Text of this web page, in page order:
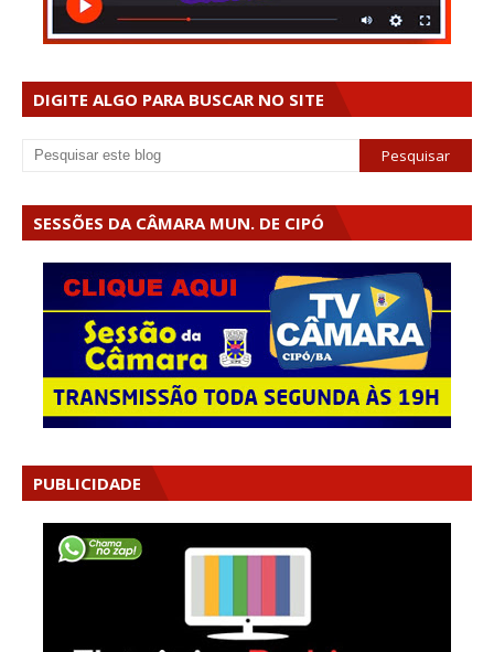
DIGITE ALGO PARA BUSCAR NO SITE
SESSÕES DA CÂMARA MUN. DE CIPÓ
PUBLICIDADE